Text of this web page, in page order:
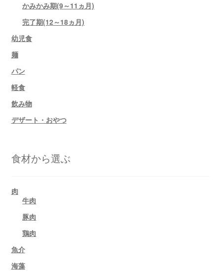
かみかみ期(9～11ヵ月)
完了期(12～18ヵ月)
幼児食
麺
パン
軽食
飲み物
デザート・おやつ
食材から選ぶ
肉
牛肉
豚肉
鶏肉
魚介
海藻